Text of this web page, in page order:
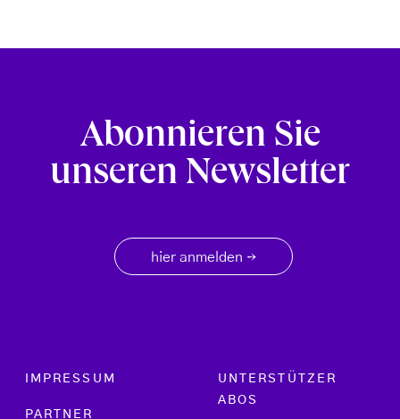
Abonnieren Sie
unseren Newsletter
hier anmelden →
Footer menu
IMPRESSUM
PARTNER
UNTERSTÜTZER
ABOS